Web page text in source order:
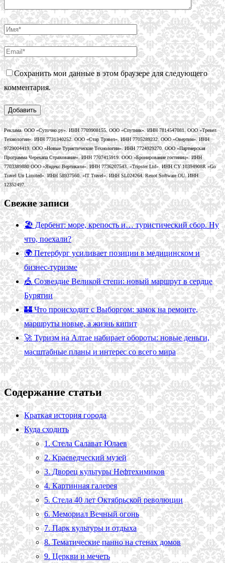
Сохранить мои данные в этом браузере для следующего
комментария.
Реклама. ООО «Суточно.ру». ИНН 7709908155. ООО «Спутник». ИНН 7814547081. ООО «Тревел
Технологии». ИНН 7731340252. ООО «Стар Трэвел». ИНН 7705289232. ООО «Овертим». ИНН
9729004419. ООО «Новые Туристические Технологии». ИНН 7724929270. ООО «Партнерская
Программа Черехапа Страхование». ИНН 7707415919. ООО «Бронирование гостиниц». ИНН
7703389880 ООО «Яндекс Вертикали». ИНН 7736207543. «Tripster Ltd». ИНН CY 10394908R «Go
Travel Un Limited». ИНН 58937560. «IT Travel». ИНН SL024264. Renot Software OU. ИНН
12352497.
Свежие записи
🏖️ Дербент: море, крепость и… туристический сбор. Ну
что, поехали?
🌍 Петербург усиливает позиции в медицинском и
бизнес-туризме
🎪 Созвездие Великой степи: новый маршрут в сердце
Бурятии
🏰 Что происходит с Выборгом: замок на ремонте,
маршруты новые, а жизнь кипит
🚀 Туризм на Алтае набирает обороты: новые деньги,
масштабные планы и интерес со всего мира
Содержание статьи
Краткая история города
Куда сходить
1. Стела Салават Юлаев
2. Краеведческий музей
3. Дворец культуры Нефтехимиков
4. Картинная галерея
5. Стела 40 лет Октябрьской революции
6. Мемориал Вечный огонь
7. Парк культуры и отдыха
8. Тематические панно на стенах домов
9. Церкви и мечеть